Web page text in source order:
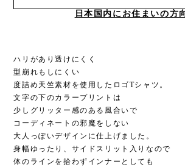
日本国内にお住まいの方
ハリがあり透けにくく
型崩れもしにくい
度詰め天竺素材を使用したロゴTシャツ。
文字の下のカラープリントは
少しグリッター感のある風合いで
コーディネートの邪魔をしない
大人っぽいデザインに仕上げました。
身幅ゆったり、サイドスリット入りなので
体のラインを拾わずインナーとしても